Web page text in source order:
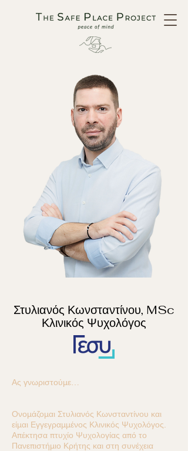
Στυλιανός Κωνσταντίνου, MSc
Κλινικός Ψυχολόγος
Ας γνωριστούμε…
Ονομάζομαι Στυλιανός Κωνσταντίνου και
είμαι Εγγεγραμμένος Κλινικός Ψυχολόγος.
Απέκτησα πτυχίο Ψυχολογίας από το
Πανεπιστήμιο Κρήτης και στη συνέχεια